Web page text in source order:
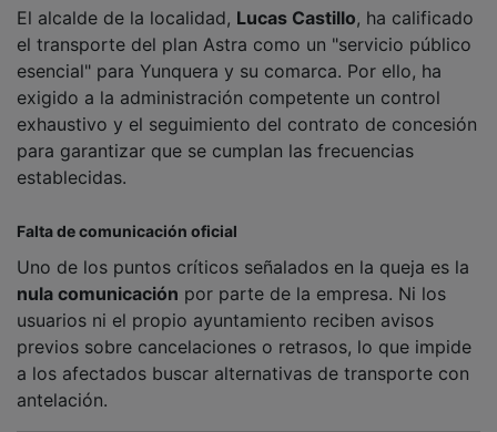
el transporte del plan Astra como un "servicio público
esencial" para Yunquera y su comarca. Por ello, ha
exigido a la administración competente un control
exhaustivo y el seguimiento del contrato de concesión
para garantizar que se cumplan las frecuencias
establecidas.
nula comunicaciónpor parte de la empresa. Ni los
usuarios ni el propio ayuntamiento reciben avisos
previos sobre cancelaciones o retrasos, lo que impide
a los afectados buscar alternativas de transporte con
antelación.